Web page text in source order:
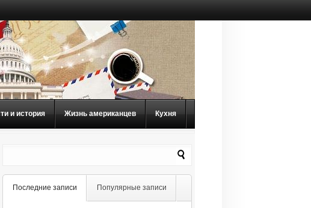
и история Жизнь американцев Кухня
Последние записи Популярные записи